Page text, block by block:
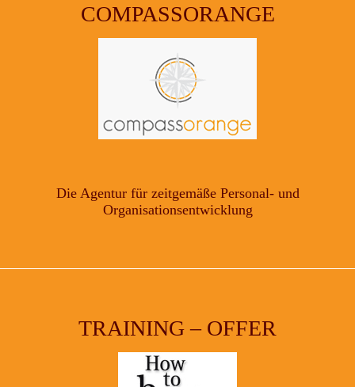
COMPASSORANGE
Die Agentur für zeitgemäße Personal- und
Organisationsentwicklung
TRAINING – OFFER